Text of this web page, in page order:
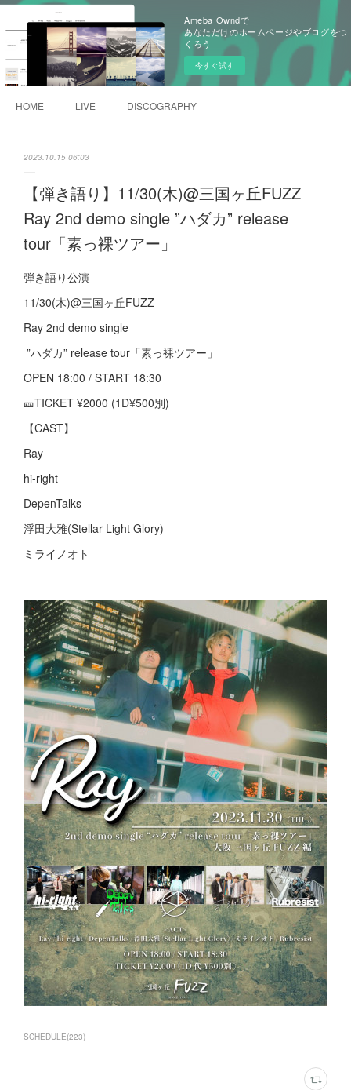
Ameba Owndで
あなただけのホームページやブログをつ
くろう
今すぐ試す
HOME LIVE DISCOGRAPHY
2023.10.15 06:03
【弾き語り】11/30(木)@三国ヶ丘FUZZ
Ray 2nd demo single ”ハダカ” release
tour「素っ裸ツアー」
弾き語り公演
11/30(木)@三国ヶ丘FUZZ
Ray 2nd demo single
”ハダカ” release tour「素っ裸ツアー」
OPEN 18:00 / START 18:30
🎫TICKET ¥2000 (1D¥500別)
【CAST】
Ray
hi-right
DepenTalks
浮田大雅(Stellar Light Glory)
ミライノオト
SCHEDULE(223)